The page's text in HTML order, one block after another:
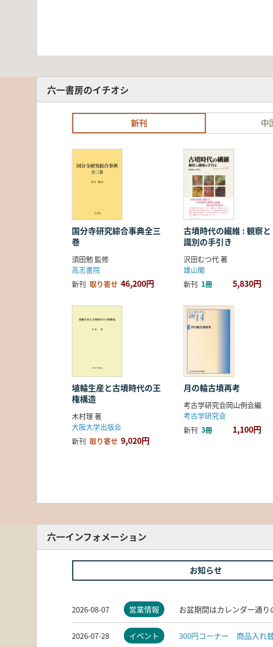
六一書房のイチオシ
新刊 中
国分寺研究綜合事典全三
巻
須田勉 監修
高志書院
新刊 取り寄せ 46,200円
古墳時代の繊維 : 観察と
識別の手引き
沢田むつ代 著
雄山閣
新刊 1冊 5,830円
埴輪生産と古墳時代の王
権構造
木村理 著
大阪大学出版会
新刊 取り寄せ 9,020円
月の輪古墳再考
考古学研究会岡山例会編
考古学研究会
新刊 3冊 1,100円
六一インフォメーション
お知らせ
2026-08-07 営業情報 お盆期間はカレンダー通り
2026-07-28 イベント 300円コーナー 商品入れ